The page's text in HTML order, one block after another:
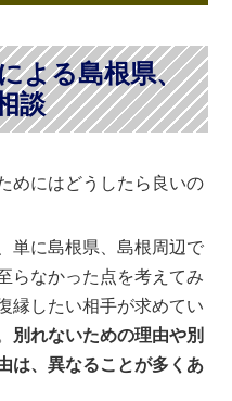
よる島根県、
談
めにはどうしたら良いの
単に島根県、島根周辺で
らなかった点を考えてみ
縁したい相手が求めてい
別れないための理由や別
は、異なることが多くあ